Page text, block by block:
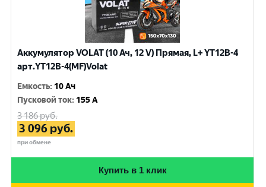
Аккумулятор VOLAT (10 Ач, 12 V) Прямая, L+ YT12B-4
арт.YT12B-4(MF)Volat
Емкость: 10 Ач
Пусковой ток: 155 A
3 186руб.
3 096 руб.
при обмене
Купить в 1 клик